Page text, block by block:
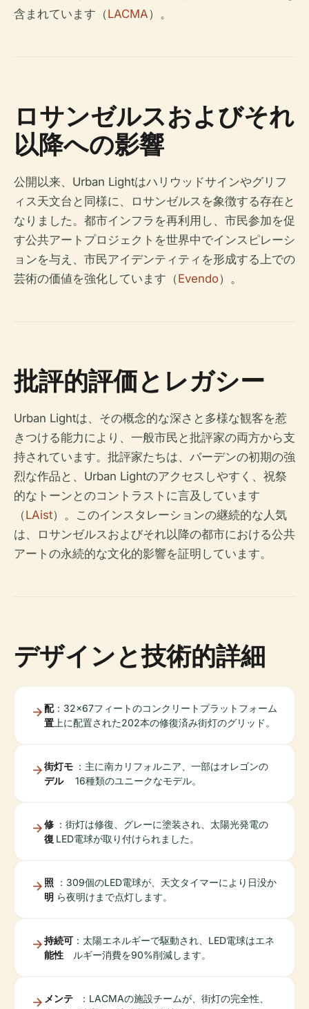
含まれています（LACMA）。
ロサンゼルスおよびそれ
以降への影響
公開以来、Urban Lightはハリウッドサインやグリフ
ィス天文台と同様に、ロサンゼルスを象徴する存在と
なりました。都市インフラを再利用し、市民参加を促
す公共アートプロジェクトを世界中でインスピレーシ
ョンを与え、市民アイデンティティを形成する上での
芸術の価値を強化しています（Evendo）。
批評的評価とレガシー
Urban Lightは、その概念的な深さと多様な観客を惹
きつける能力により、一般市民と批評家の両方から支
持されています。批評家たちは、バーデンの初期の強
烈な作品と、Urban Lightのアクセスしやすく、祝祭
的なトーンとのコントラストに言及しています
（LAist）。このインスタレーションの継続的な人気
は、ロサンゼルスおよびそれ以降の都市における公共
アートの永続的な文化的影響を証明しています。
デザインと技術的詳細
配
置
：32x67フィートのコンクリートプラットフォーム
上に配置された202本の修復済み街灯のグリッド。
街灯モ
デル
：主に南カリフォルニア、一部はオレゴンの
16種類のユニークなモデル。
修
復
：街灯は修復、グレーに塗装され、太陽光発電の
LED電球が取り付けられました。
照
明
：309個のLED電球が、天文タイマーにより日没か
ら夜明けまで点灯します。
持続可
能性
：太陽エネルギーで駆動され、LED電球はエネ
ルギー消費を90%削減します。
メンテ
：LACMAの施設チームが、街灯の完全性、